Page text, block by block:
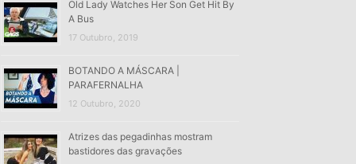
Old Lady Watches Her Son Get Hit By
A Bus
17 Outubro, 2019
BOTANDO A MÁSCARA |
PARAFERNALHA
12 Outubro, 2020
Atrizes das pegadinhas mostram
bastidores das gravações